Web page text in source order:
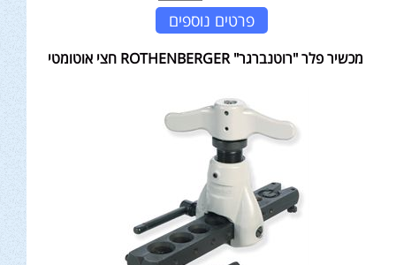
פרטים נוספים
מכשיר פלר "רוטנברגר" ROTHENBERGER חצי אוטומטי